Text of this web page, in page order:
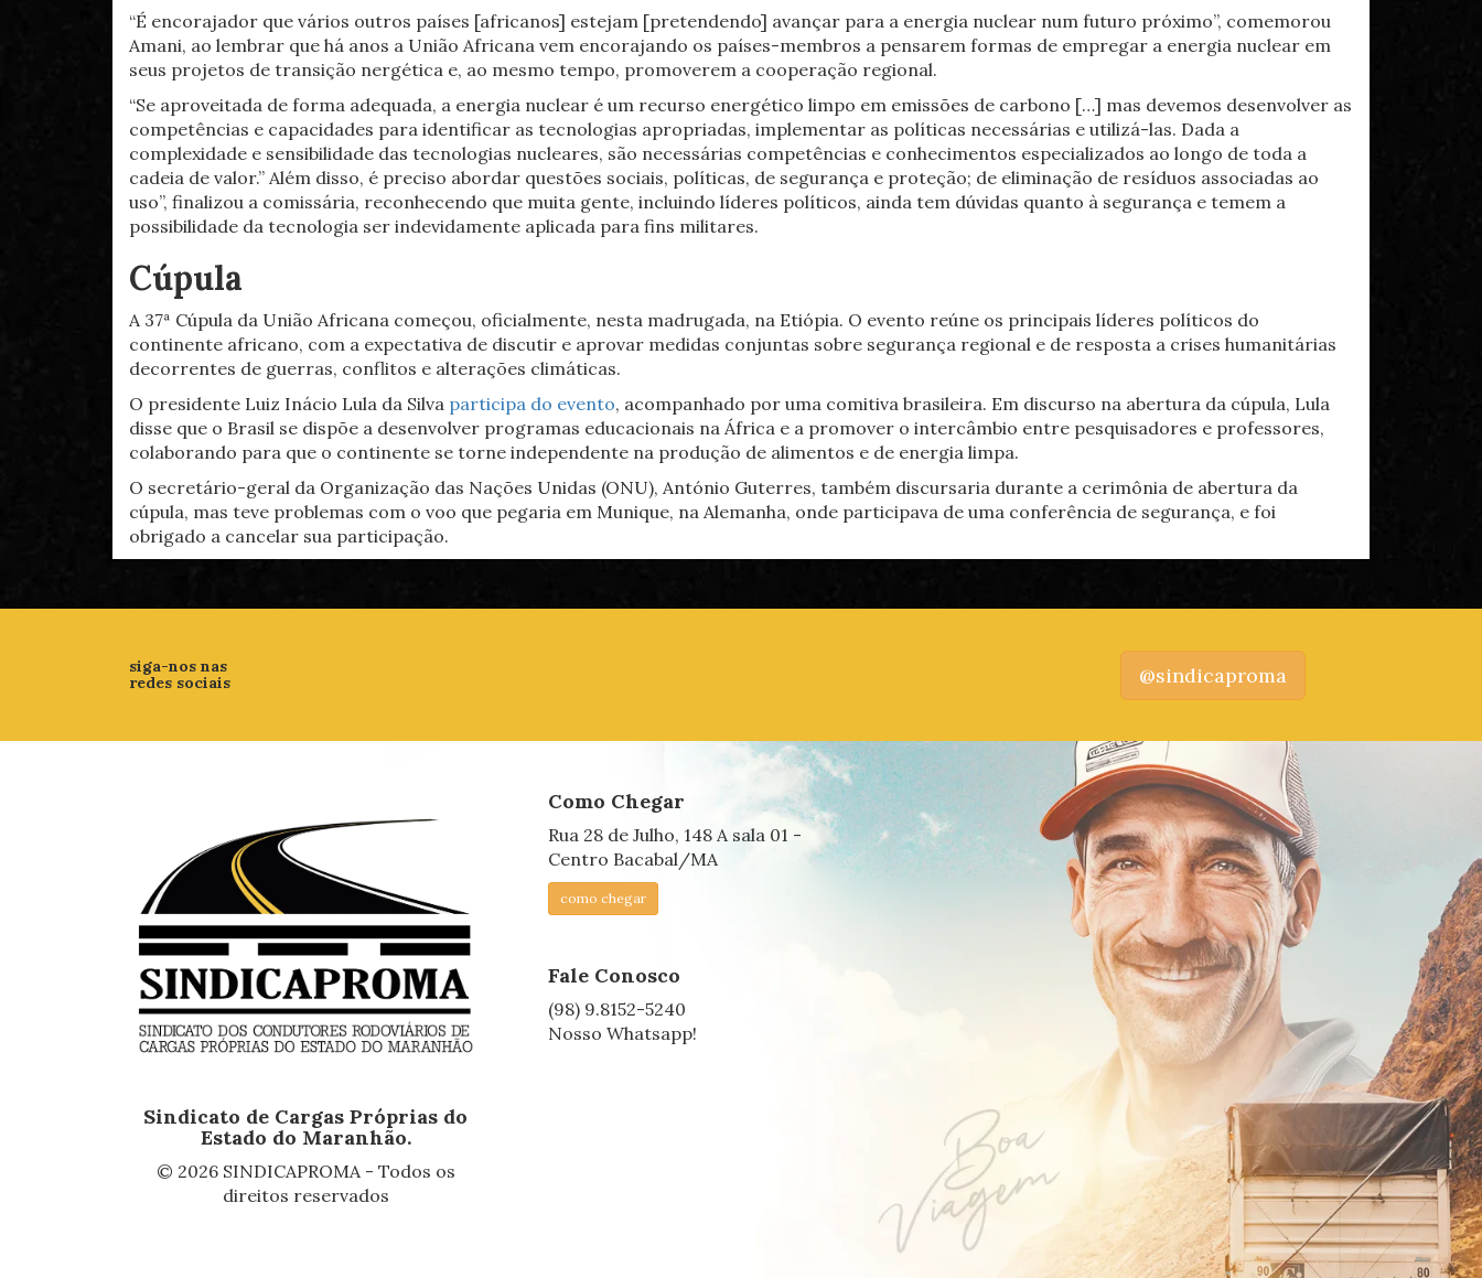
“É encorajador que vários outros países [africanos] estejam [pretendendo] avançar para a energia nuclear num futuro próximo”, comemorou
Amani, ao lembrar que há anos a União Africana vem encorajando os países-membros a pensarem formas de empregar a energia nuclear em
seus projetos de transição nergética e, ao mesmo tempo, promoverem a cooperação regional.
“Se aproveitada de forma adequada, a energia nuclear é um recurso energético limpo em emissões de carbono […] mas devemos desenvolver as
competências e capacidades para identificar as tecnologias apropriadas, implementar as políticas necessárias e utilizá-las. Dada a
complexidade e sensibilidade das tecnologias nucleares, são necessárias competências e conhecimentos especializados ao longo de toda a
cadeia de valor.” Além disso, é preciso abordar questões sociais, políticas, de segurança e proteção; de eliminação de resíduos associadas ao
uso”, finalizou a comissária, reconhecendo que muita gente, incluindo líderes políticos, ainda tem dúvidas quanto à segurança e temem a
possibilidade da tecnologia ser indevidamente aplicada para fins militares.
Cúpula
A 37ª Cúpula da União Africana começou, oficialmente, nesta madrugada, na Etiópia. O evento reúne os principais líderes políticos do
continente africano, com a expectativa de discutir e aprovar medidas conjuntas sobre segurança regional e de resposta a crises humanitárias
decorrentes de guerras, conflitos e alterações climáticas.
O presidente Luiz Inácio Lula da Silva participa do evento, acompanhado por uma comitiva brasileira. Em discurso na abertura da cúpula, Lula
disse que o Brasil se dispõe a desenvolver programas educacionais na África e a promover o intercâmbio entre pesquisadores e professores,
colaborando para que o continente se torne independente na produção de alimentos e de energia limpa.
O secretário-geral da Organização das Nações Unidas (ONU), António Guterres, também discursaria durante a cerimônia de abertura da
cúpula, mas teve problemas com o voo que pegaria em Munique, na Alemanha, onde participava de uma conferência de segurança, e foi
obrigado a cancelar sua participação.
siga-nos nas
redes sociais
@sindicaproma
Sindicato de Cargas Próprias do
Estado do Maranhão.
© 2026 SINDICAPROMA - Todos os
direitos reservados
Como Chegar
Rua 28 de Julho, 148 A sala 01 -
Centro Bacabal/MA
como chegar
Fale Conosco
(98) 9.8152-5240
Nosso Whatsapp!